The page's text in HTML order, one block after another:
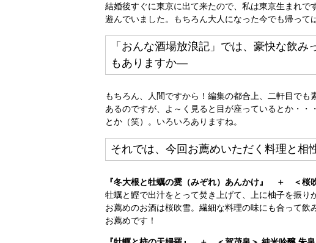
結婚後すぐに東京に出て来たので、私は東京生まれ
遊んでいました。もちろん大人になった今でも帰って
「おんな酒場放浪記」では、豪快な飲
もありますか―
もちろん、人間ですから！編集の都合上、二軒目で
あるのですが、よ～く見ると目が座っているとか・
とか（笑）。いろいろありますね。
それでは、今回お薦めいただく料理と
『冬大根と牡蠣の霙（みぞれ）あんかけ』 ＋ ＜桜
牡蠣と鰹で出汁をとって焚き上げて、上に柚子を振り
お薦めのお酒は桜吹雪。繊細な料理の味にも合って
お薦めです！